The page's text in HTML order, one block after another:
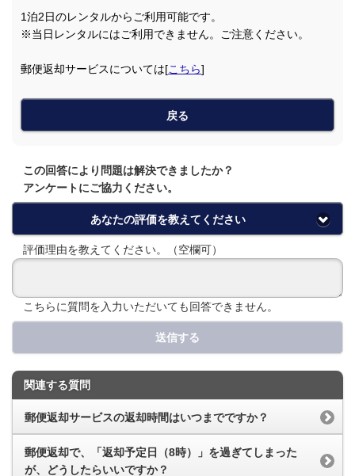
1泊2日のレンタルからご利用可能です。
※当日レンタルにはご利用できません。ご注意ください。
郵便返却サービスについては[こちら]
戻る
この回答により問題は解決できましたか？
アンケートにご協力ください。
あなたの評価を教えてください
評価理由を教えてください。（空欄可）
こちらに質問を入力いただいても回答できません。
送信する
関連する質問
郵便返却サービスの返却時間はいつまでですか？
郵便返却で、「返却予定日（8時）」を過ぎてしまった
が、どうしたらいいですか？